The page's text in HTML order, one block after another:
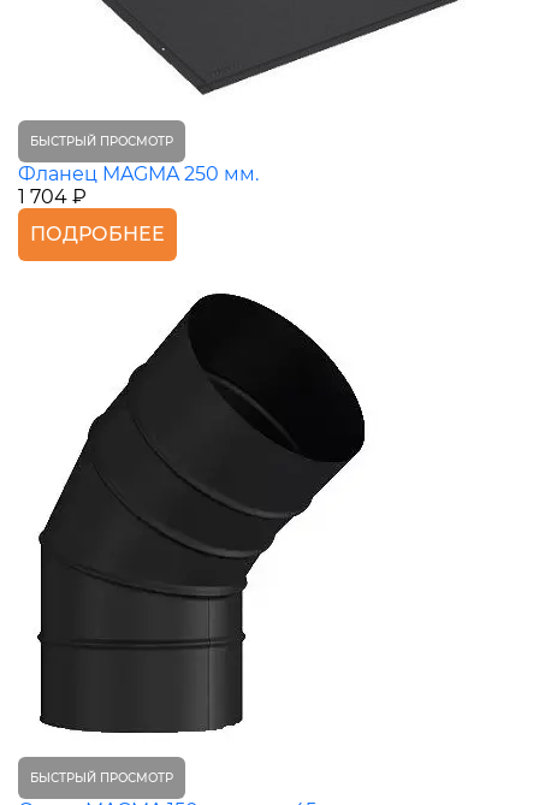
БЫСТРЫЙ ПРОСМОТР
Фланец MAGMA 250 мм.
1 704 ₽
ПОДРОБНЕЕ
БЫСТРЫЙ ПРОСМОТР